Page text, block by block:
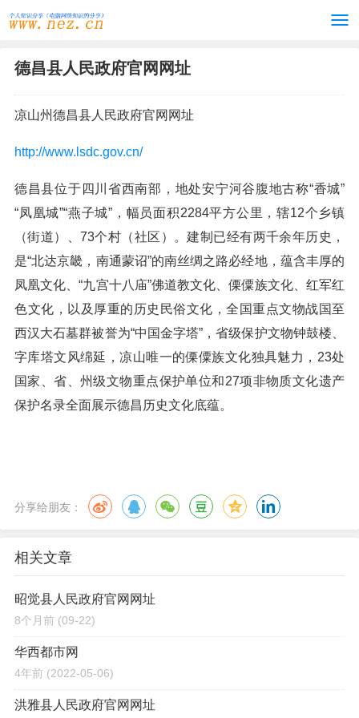
德昌县人民政府官网网址
凉山州德昌县人民政府官网网址
http://www.lsdc.gov.cn/
德昌县位于四川省西南部，地处安宁河谷腹地古称“香城”
“凤凰城”“燕子城”，幅员面积2284平方公里，辖12个乡镇
（街道）、73个村（社区）。建制已经有两千余年历史，
是“北达京畿，南通蒙诏”的南丝绸之路必经地，蕴含丰厚的
凤凰文化、“九宫十八庙”佛道教文化、傈僳族文化、红军红
色文化，以及厚重的历史民俗文化，全国重点文物战国至
西汉大石墓群被誉为“中国金字塔”，省级保护文物钟鼓楼、
字库塔文风绵延，凉山唯一的傈僳族文化独具魅力，23处
国家、省、州级文物重点保护单位和27项非物质文化遗产
保护名录全面展示德昌历史文化底蕴。
分享给朋友：
相关文章
昭觉县人民政府官网网址
8个月前 (09-22)
华西都市网
4年前 (2022-05-06)
洪雅县人民政府官网网址